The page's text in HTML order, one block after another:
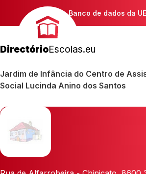
Banco de dados da UE
DirectórioEscolas.eu
Jardim de Infância do Centro de
Social Lucinda Anino dos Santos